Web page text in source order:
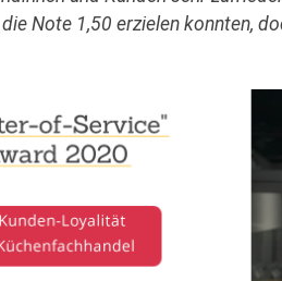
Note 1,50 erzielen konnten,